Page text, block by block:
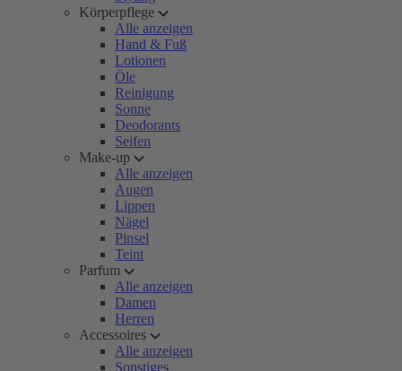
Körperpflege
Alle anzeigen
Hand & Fuß
Lotionen
Öle
Reinigung
Sonne
Deodorants
Seifen
Make-up
Alle anzeigen
Augen
Lippen
Nägel
Pinsel
Teint
Parfum
Alle anzeigen
Damen
Herren
Accessoires
Alle anzeigen
Sonstiges